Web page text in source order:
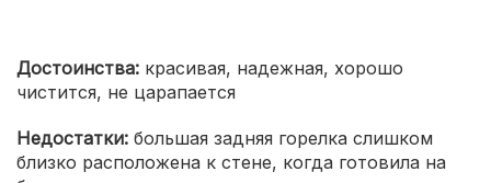
Достоинства: красивая, надежная, хорошо
чистится, не царапается
Недостатки: большая задняя горелка слишком
близко расположена к стене, когда готовила на